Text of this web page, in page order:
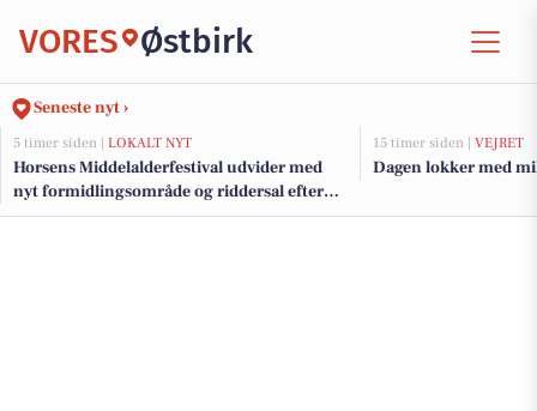
VORES Østbirk
Seneste nyt ›
5 timer siden | LOKALT NYT
Horsens Middelalderfestival udvider med
nyt formidlingsområde og riddersal efter
millionstøtte fra fonde
15 timer siden | VEJRET
Dagen lokker med